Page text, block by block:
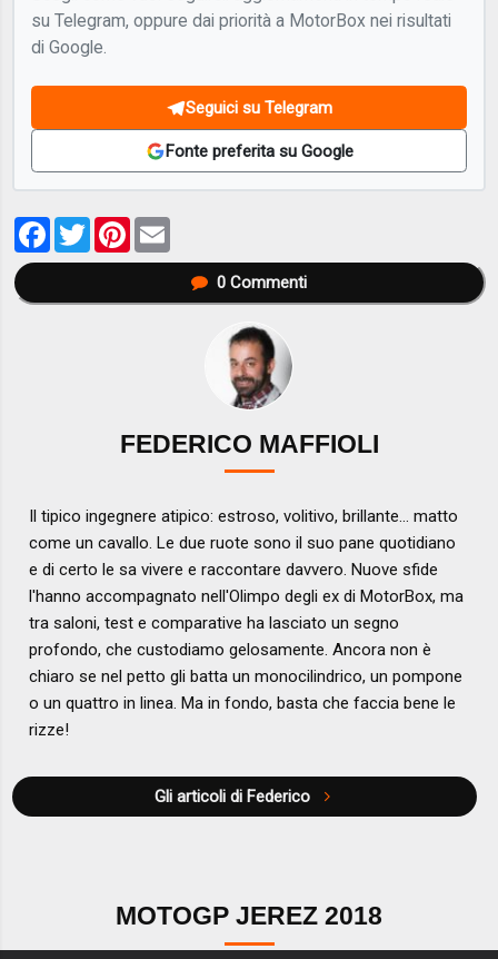
su Telegram, oppure dai priorità a MotorBox nei risultati
di Google.
Seguici su Telegram
Fonte preferita su Google
Facebook
TwitterPinterest
0Commenti
FEDERICO MAFFIOLI
Il tipico ingegnere atipico: estroso, volitivo, brillante... matto
come un cavallo. Le due ruote sono il suo pane quotidiano
e di certo le sa vivere e raccontare davvero. Nuove sfide
l'hanno accompagnato nell'Olimpo degli ex di MotorBox, ma
tra saloni, test e comparative ha lasciato un segno
profondo, che custodiamo gelosamente. Ancora non è
chiaro se nel petto gli batta un monocilindrico, un pompone
o un quattro in linea. Ma in fondo, basta che faccia bene le
rizze!
Gli articoli di Federico
MOTOGP JEREZ 2018